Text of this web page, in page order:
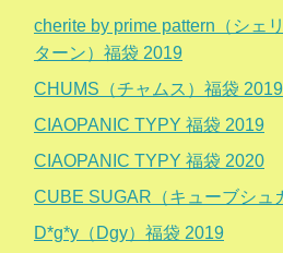
cherite by prime pattern（シェ
ターン）福袋 2019
CHUMS（チャムス）福袋 2019
CIAOPANIC TYPY 福袋 2019
CIAOPANIC TYPY 福袋 2020
CUBE SUGAR（キューブシュ
D*g*y（Dgy）福袋 2019